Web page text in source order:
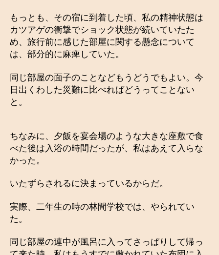
もっとも、その宿に到着した頃、私の精神状態は
カツアゲの衝撃でショック状態が続いていたた
め、旅行前に感じた部屋に関する懸念について
は、部分的に麻痺していた。
同じ部屋の面子のことなどもうどうでもよい。今
日出くわした災難に比べればどうってことない
と。
ちなみに、夕飯を宴会場のような大きな座敷で食
べた後は入浴の時間だったが、私はあえて入らな
かった。
いたずらされるに決まっているからだ。
実際、二年生の時の林間学校では、やられてい
た。
同じ部屋の連中が風呂に入ってさっぱりして帰っ